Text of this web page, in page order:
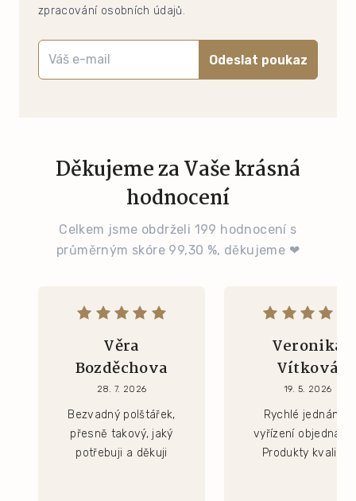
zpracování osobních údajů.
Odeslat poukaz
Děkujeme za Vaše krásná
hodnocení
Celkem jsme obdrželi 199 hodnocení s
průměrným skóre 99,30 %, děkujeme ❤
Věra
Bozděchova
28. 7. 2026
Bezvadný polštářek,
přesně takový, jaký
potřebuji a děkuji
Veronika
Vítková
19. 5. 2026
Rychlé jednání a
vyřízení
Produkty kvalitní.